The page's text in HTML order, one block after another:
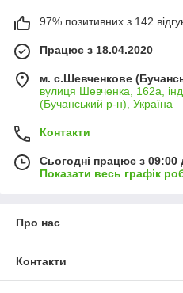
97% позитивних з 142
Працює з 18.04.2020
м. с.Шевченкове
вулиця Шевченка, 162а,
(Бучанський р-н), Україна
Контакти
Сьогодні працює з 09:00
Показати весь графік
Про нас
Контакти